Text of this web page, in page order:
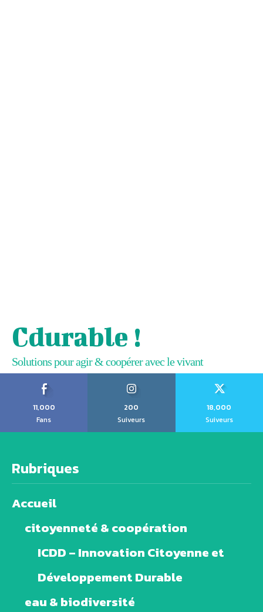
Cdurable !
Solutions pour agir & coopérer avec le vivant
11,000
Fans
200
Suiveurs
18,000
Suiveurs
Rubriques
Accueil
citoyenneté & coopération
ICDD – Innovation Citoyenne et
Développement Durable
eau & biodiversité